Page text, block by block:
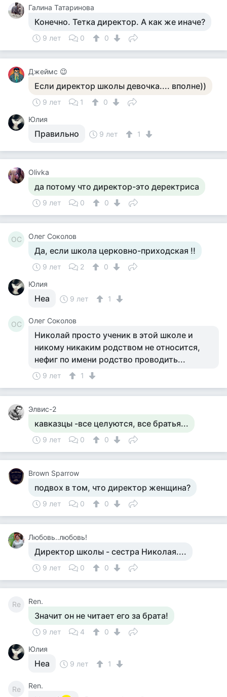
Галина Татаринова
Конечно. Тетка директор. А как же иначе?
9 лет 0 0
Джеймс 😉
Если директор школы девочка.... вполне))
9 лет 1
0
Юлия
Правильно 9 лет 1
Olivka
да потому что директор-это деректриса
9 лет 0 0
ОС Олег Соколов
Да, если школа церковно-приходская !!
9 лет 2
0
Юлия
Неа 9 лет 1
ОС Олег Соколов
Николай просто ученик в этой школе и
никому никаким родством не относится,
нефиг по имени родство проводить...
9 лет 1
Элвис-2
кавказцы -все целуются, все братья...
9 лет 0 0
Brown Sparrow
подвох в том, что директор женщина?
9 лет 0 0
Любовь..любовь!
Директор школы - сестра Николая....
9 лет 0 0
Re Ren.
Значит он не читает его за брата!
9 лет 4
0
Юлия
Неа 9 лет 1
Re Ren.